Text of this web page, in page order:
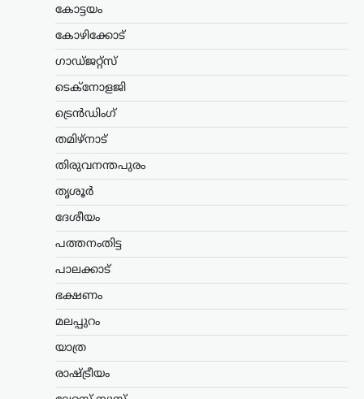
കോട്ടയം
കോഴിക്കോട്
ഗാഡ്ജറ്റ്സ്
ടെക്നോളജി
ട്രെൻഡിംഗ്
തമിഴ്നാട്
തിരുവനന്തപുരം
തൃശൂർ
ദേശീയം
പത്തനംതിട്ട
പാലക്കാട്
ഭക്ഷണം
മലപ്പുറം
യാത്ര
രാഷ്ട്രീയം
വികസിപ്പിക്കാനുള്ള സാധ്യത റഷ്യ
പരിശോധിക്കുന്നതായി റഷ്യൻ
ഉപപ്രധാനമന്ത്രി മറാട്ട് ഖുസ്നുലിൻ.
പ്രധാന സമുദ്ര ഗതാഗത…
കേരളം,ട്രെൻഡിംഗ്,തിരുവനന്തപുരം,
കൊള്ളയ്ക്ക് കേന്ദ്രം
കൂട്ടുനിൽക്കുന്നു;
പ്രവാസികളോട് കേന്ദ്ര സർക്കാർ അനീതി
തിരൂരിൽ നടന്ന പ്രവാസി സംഘം
സമാപനച്ചടങ്ങിൽ സംസാരിക്കവെയാണ്
ആലപ്പുഴ,കേരളം,ട്രെൻഡിംഗ്,